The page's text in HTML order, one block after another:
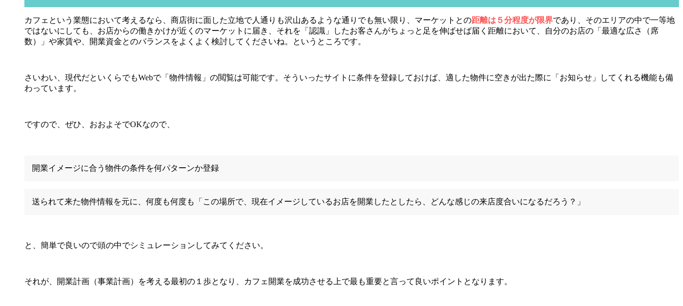
カフェという業態において考えるなら、商店街に面した立地で人通りも沢山あるような通りでも無い限り、マーケットとの距離は５分程度が限界であり、そのエリアの中で一等地
ではないにしても、お店からの働きかけが近くのマーケットに届き、それを「認識」したお客さんがちょっと足を伸ばせば届く距離において、自分のお店の「最適な広さ（席
数）」や家賃や、開業資金とのバランスをよくよく検討してくださいね。というところです。
さいわい、現代だといくらでもWebで「物件情報」の閲覧は可能です。そういったサイトに条件を登録しておけば、適した物件に空きが出た際に「お知らせ」してくれる機能も備
わっています。
ですので、ぜひ、おおよそでOKなので、
開業イメージに合う物件の条件を何パターンか登録
送られて来た物件情報を元に、何度も何度も「この場所で、現在イメージしているお店を開業したとしたら、どんな感じの来店度合いになるだろう？」
と、簡単で良いので頭の中でシミュレーションしてみてください。
それが、開業計画（事業計画）を考える最初の１歩となり、カフェ開業を成功させる上で最も重要と言って良いポイントとなります。